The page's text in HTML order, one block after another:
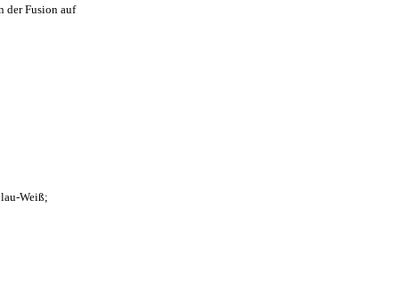
der Fusion auf
Weiß;